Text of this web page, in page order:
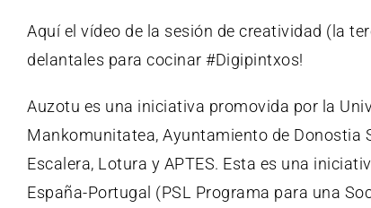
Aquí el vídeo de la sesión de creatividad (la
delantales para cocinar #Digipintxos!
Auzotu es una iniciativa promovida por la
Mankomunitatea, Ayuntamiento de Donostia
Escalera, Lotura y APTES. Esta es una
España-Portugal (PSL Programa para una